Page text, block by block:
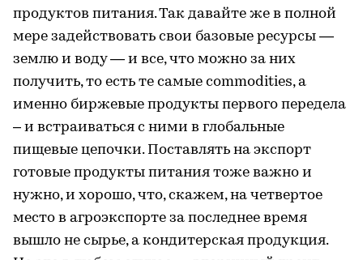
продуктов питания. Так давайте же в полной
мере задействовать свои базовые ресурсы —
землю и воду — и все, что можно за них
получить, то есть те самые commodities, а
именно биржевые продукты первого передела
– и встраиваться с ними в глобальные
пищевые цепочки. Поставлять на экспорт
готовые продукты питания тоже важно и
нужно, и хорошо, что, скажем, на четвертое
место в агроэкспорте за последнее время
вышло не сырье, а кондитерская продукция.